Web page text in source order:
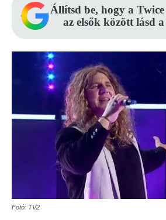
Állítsd be, hogy a
az elsők között lásd
Fotó: TV2